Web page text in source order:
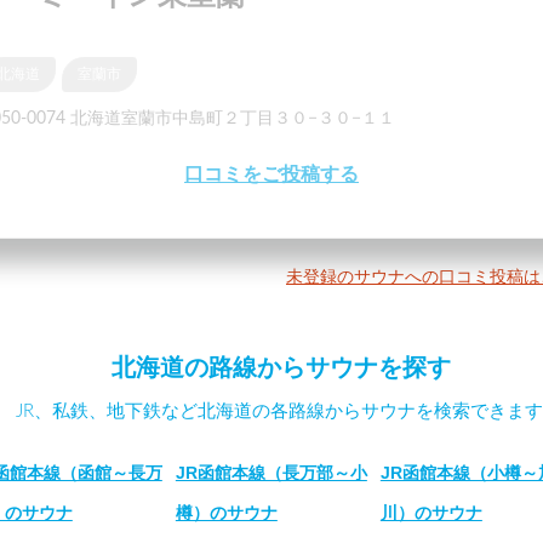
0074 北海道室蘭市中島町２丁目３０−３０−１１
口コミをご投稿する
未登録のサウナへの口コミ投稿は
北海道の路線からサウナを探す
JR、私鉄、地下鉄など北海道の各路線からサウナを検索できます
館本線（函館～長万
のサウナ
JR函館本線（長万部～小
樽）のサウナ
JR函館本線（小樽～
川）のサウナ